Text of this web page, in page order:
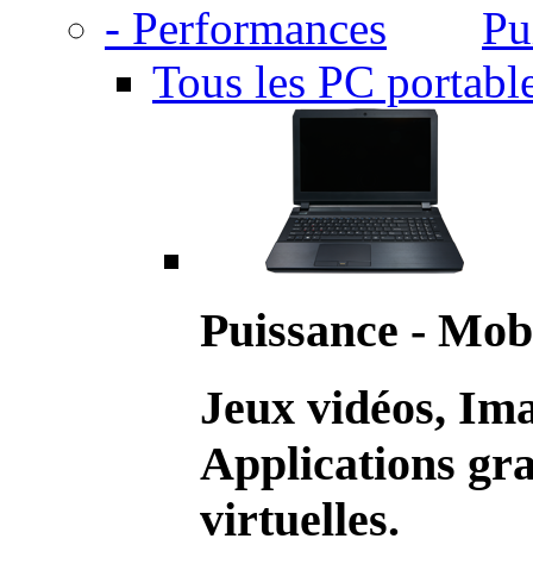
Tous les PC
Puissance -
Jeux vidéos,
Applications
virtuelles.